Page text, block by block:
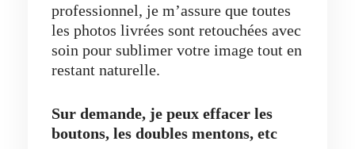
professionnel, je m’assure que toutes
les photos livrées sont retouchées avec
soin pour sublimer votre image tout en
restant naturelle.
Sur demande, je peux effacer les
boutons, les doubles mentons, etc